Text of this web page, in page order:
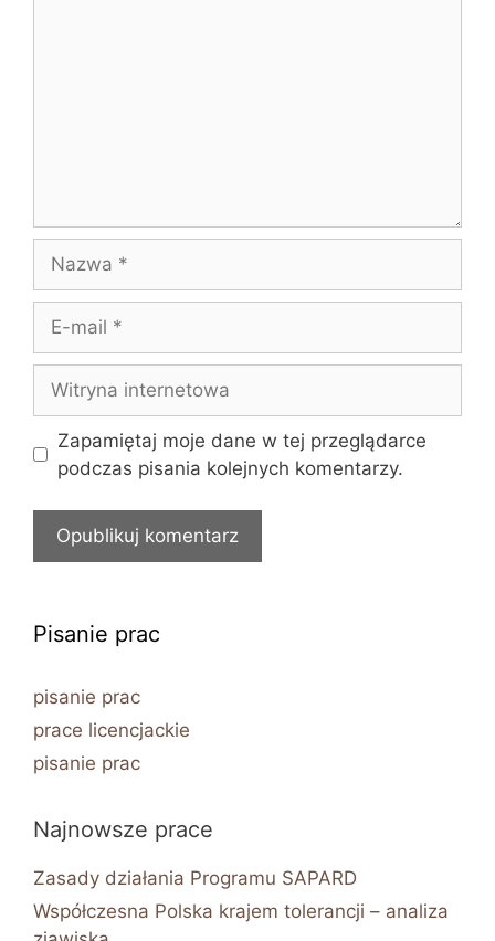
mail
internetowa
Zapamiętaj moje dane w tej przeglądarce
podczas pisania kolejnych komentarzy.
Pisanie prac
pisanie prac
prace licencjackie
pisanie prac
Najnowsze prace
Zasady działania Programu SAPARD
Współczesna Polska krajem tolerancji – analiza